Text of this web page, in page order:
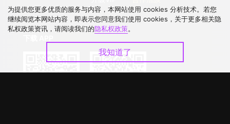
为提供您更多优质的服务与内容，本网站使用 cookies 分析技术。若您
继续阅览本网站内容，即表示您同意我们使用 cookies，关于更多相关隐
私权政策资讯，请阅读我们的隐私权政策。
我知道了